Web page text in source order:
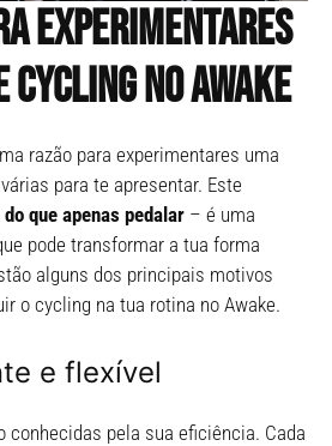
experimentares
cyclingno Awake
razão para experimentares uma
para te apresentar. Este
que apenas pedalar – é uma
pode transformar a tua forma
alguns dos principais motivos
o cycling na tua rotina no Awake.
e flexível
conhecidas pela sua eficiência. Cada